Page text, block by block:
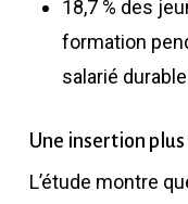
18,7 % des
formation
salarié
Une insertion
L’étude montre